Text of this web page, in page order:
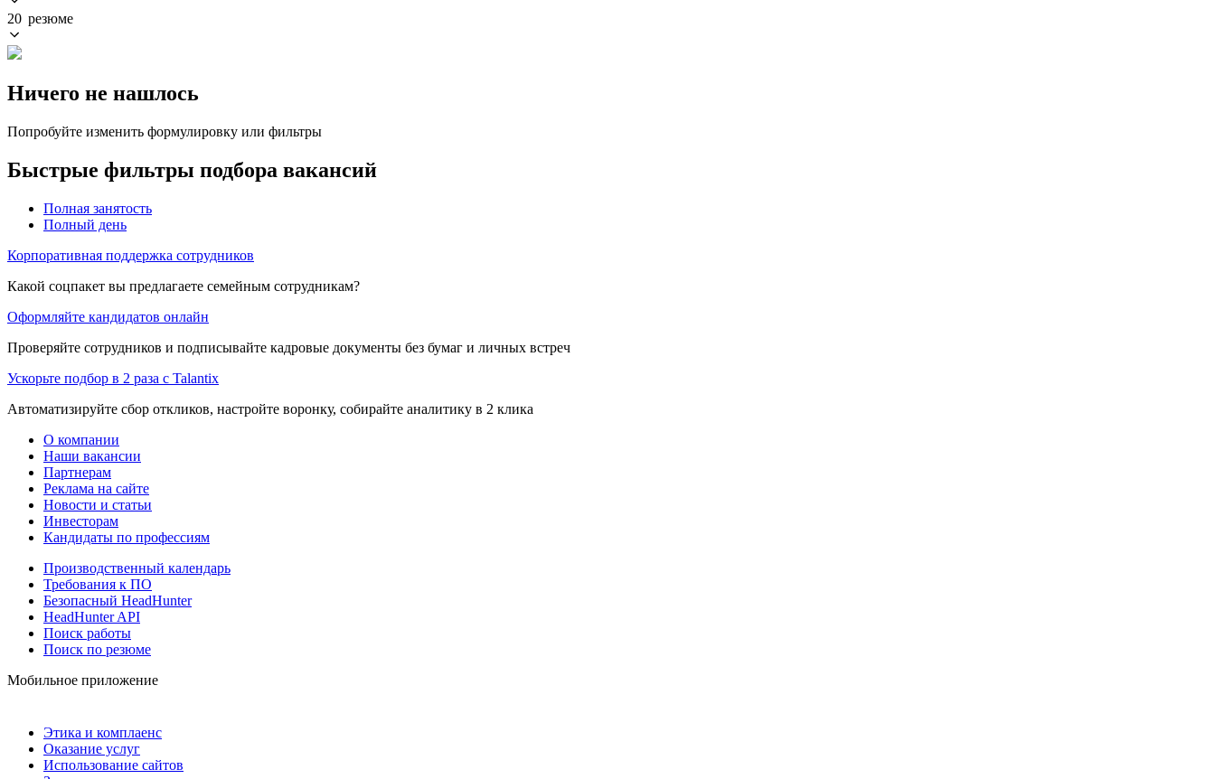
20 резюме
Ничего не нашлось
Попробуйте изменить формулировку или фильтры
Быстрые фильтры подбора вакансий
Полная занятость
Полный день
Корпоративная поддержка сотрудников
Какой соцпакет вы предлагаете семейным сотрудникам?
Оформляйте кандидатов онлайн
Проверяйте сотрудников и подписывайте кадровые документы без бумаг и личных встреч
Ускорьте подбор в 2 раза с Talantix
Автоматизируйте сбор откликов, настройте воронку, собирайте аналитику в 2 клика
О компании
Наши вакансии
Партнерам
Реклама на сайте
Новости и статьи
Инвесторам
Кандидаты по профессиям
Производственный календарь
Требования к ПО
Безопасный HeadHunter
HeadHunter API
Поиск работы
Поиск по резюме
Мобильное приложение
Этика и комплаенс
Оказание услуг
Использование сайтов